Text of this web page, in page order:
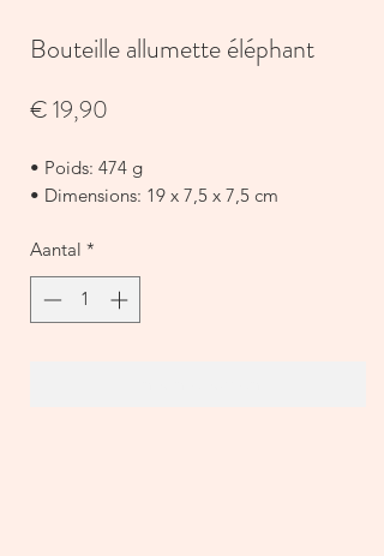
Bouteille allumette éléphant
€ 19,90
• Poids: 474 g
• Dimensions: 19 x 7,5 x 7,5 cm
Aantal *